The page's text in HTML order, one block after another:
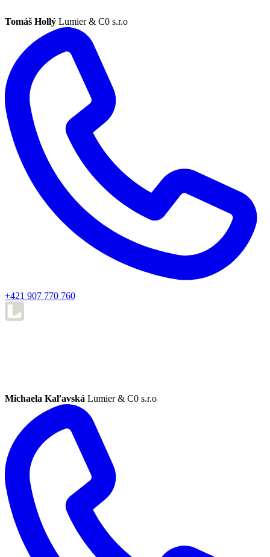
Tomáš Hollý Lumier & C0 s.r.o
+421 907 770 760
Michaela Kaľavská Lumier & C0 s.r.o